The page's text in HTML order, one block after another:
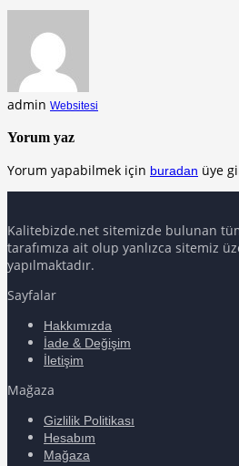
satın al
Panel
bonusu
bonusu
giriş
giris
admin Websitesi
Yorum yaz
Yorum yapabilmek için buradan üye
Kalitebizde.net sitemizde bulunan
tarafımıza ait olup yanlızca sitemiz
yapılmaktadır.
Sayfalar
Hakkımızda
İade & Değişim
İletişim
Mağaza
Gizlilik Politikası
Hesabım
Mağaza